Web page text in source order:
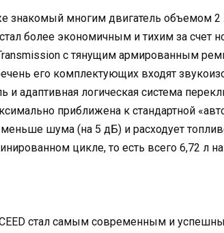
знакомый многим двигатель объемом
более экономичным и тихим за счет
с тянущим армированным
его комплектующих входят
и адаптивная логическая система
приближена к стандартной
шума (на 5 дБ) и расходует
цикле, то есть всего 6,72 л
стал самым современным и